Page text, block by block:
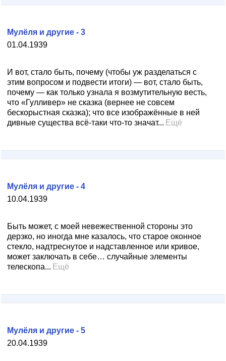
01.04.1939
Мулёля и другие - 3
И вот, стало быть, почему (чтобы уж разделаться с
этим вопросом и подвести итоги) — вот, стало быть,
почему — как только узнала я возмутительную весть,
что «Гулливер» не сказка (вернее не совсем
бескорыстная сказка); что все изображённые в ней
дивные существа всё-таки что-то значат... Ещё
10.04.1939
Мулёля и другие - 4
Быть может, с моей невежественной стороны это
дерзко, но иногда мне казалось, что старое оконное
стекло, надтреснутое и надставленное или кривое,
может заключать в себе… случайные элементы
телескопа... Ещё
20.04.1939
Мулёля и другие - 5